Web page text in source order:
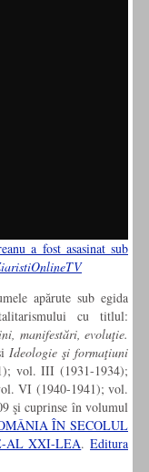
a fost asasinat sub
apărute sub egida
cu titlul:
manifestări, evoluţie.
Ideologie şi formaţiuni
vol. III (1931-1934);
VI (1940-1941); vol.
şi cuprinse în volumul
ÎN SECOLUL
AL XXI-LEA.Editura